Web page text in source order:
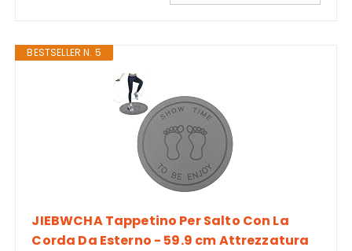
BESTSELLER N. 5
JIEBWCHA Tappetino Per Salto Con La
Corda Da Esterno - 59.9 cm Attrezzatura